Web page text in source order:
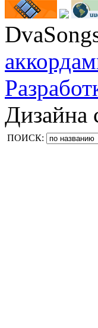
Дизайна
ПОИСК: